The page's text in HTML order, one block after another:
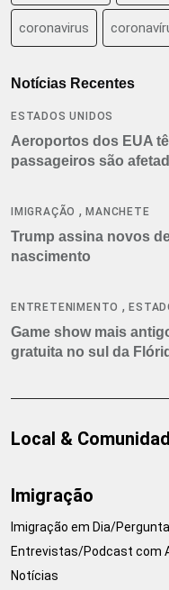
coronavirus
Notícias Recentes
ESTADOS UNIDOS
Aeroportos dos EUA
passageiros são
IMIGRAÇÃO ,MANCHETE
Trump assina novos
nascimento
ENTRETENIMENTO ,
Game show mais
gratuita no sul da
Local &
Imigração
Imigração em Dia/
Entrevistas/Podcast com
Notícias